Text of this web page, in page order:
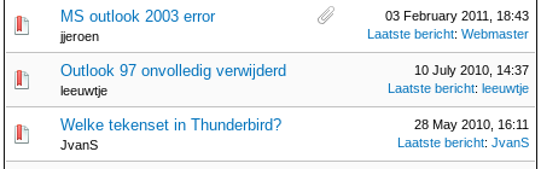
MS outlook 2003 error
jjeroen
03 February 2011, 18:43
Laatste bericht: Webmaster
Outlook 97 onvolledig verwijderd
leeuwtje
10 July 2010, 14:37
Laatste bericht: leeuwtje
Welke tekenset in Thunderbird?
JvanS
28 May 2010, 16:11
Laatste bericht: JvanS